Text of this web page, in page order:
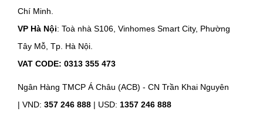
Chí Minh.
VP Hà Nội: Toà nhà S106, Vinhomes Smart City, Phường
Tây Mỗ, Tp. Hà Nội.
VAT CODE: 0313 355 473
Ngân Hàng TMCP Á Châu (ACB) - CN Trần Khai Nguyên
| VND: 357 246 888 | USD: 1357 246 888